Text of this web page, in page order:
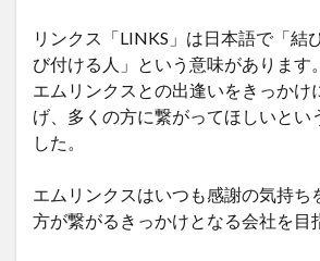
リンクス「LINKS」は日本語で「結
び付ける人」という意味があります。
エムリンクスとの出逢いをきっかけ
げ、多くの方に繋がってほしいとい
した。
エムリンクスはいつも感謝の気持ち
方が繋がるきっかけとなる会社を目